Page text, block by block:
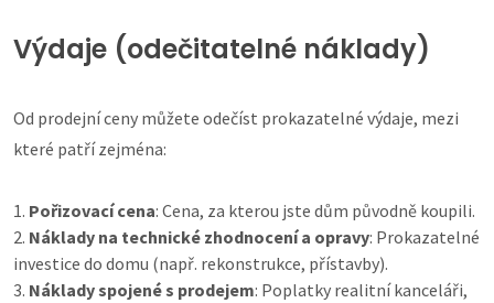
Výdaje (odečitatelné náklady)
Od prodejní ceny můžete odečíst prokazatelné výdaje, mezi
které patří zejména:
Pořizovací cena: Cena, za kterou jste dům původně koupili.
Náklady na technické zhodnocení a opravy: Prokazatelné
investice do domu (např. rekonstrukce, přístavby).
Náklady spojené s prodejem: Poplatky realitní kanceláři,